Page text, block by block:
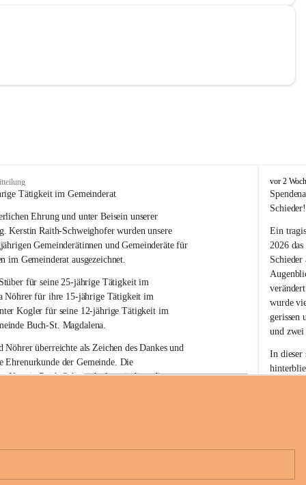
Tätigkeit im Gemeinderat
Ehrung und unter Beisein unserer
Kerstin Raith-Schweighofer wurden unsere
Gemeinderätinnen und Gemeinderäte für
im Gemeinderat ausgezeichnet.
für seine 25-jährige Tätigkeit im
Nöhrer für ihre 15-jährige Tätigkeit im
Kogler für seine 12-jährige Tätigkeit im
Buch-St. Magdalena.
Nöhrer überreichte als Zeichen des Dankes und
Ehrenurkunde der Gemeinde. Die
Kerstin Raith-Schweighofer würdigte die
+6
B
u
c
-
S
t
.
M
a
g
d
a
e
n
a
vor 2
Schieder!
Ein
2026
wurde
gerissen
und
In dieser